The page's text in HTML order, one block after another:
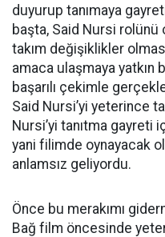
duyurup tanımaya
başta, Said Nursi
takım değişiklikler
amaca ulaşmaya
başarılı çekimle
Said Nursi’yi yeterince
Nursi’yi tanıtma
yani filimde oynayacak
anlamsız geliyordu.
Önce bu merakımı
Bağ film öncesinde